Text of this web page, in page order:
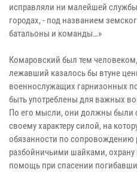
исправляли ни малейшей
городах, - под названием
батальоны и команды…»
Комаровский был тем
лежавший казалось бы втуне
военнослужащих гарнизонных
быть употреблены для важных
По его мысли, они должны были
своему характеру силой, на
обязанности по сопровождению
разбойничьими шайками,
помощь при спасении